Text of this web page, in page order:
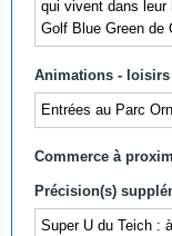
qui vivent dans leur
Golf Blue Green de
Animations - loisirs
Entrées au Parc
Commerce à
Précision(s)
Super U du Teich :